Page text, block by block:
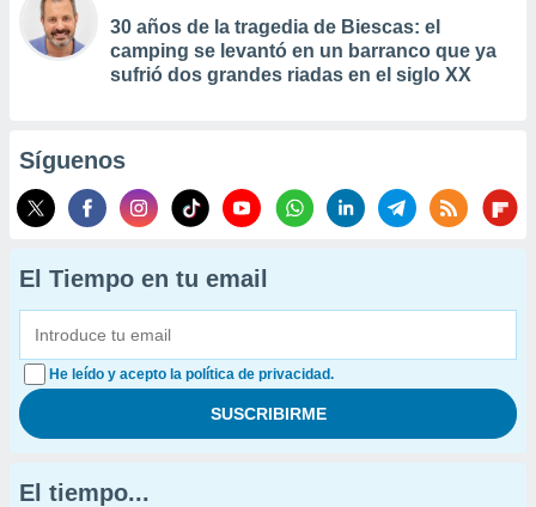
30 años de la tragedia de Biescas: el
camping se levantó en un barranco que ya
sufrió dos grandes riadas en el siglo XX
Síguenos
El Tiempo en tu email
He leído y acepto la política de privacidad.
El tiempo...